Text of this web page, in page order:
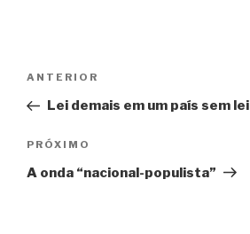
Post
Anterior
ANTERIOR
Lei demais em um país sem lei
Próximo
PRÓXIMO
A onda “nacional-populista”